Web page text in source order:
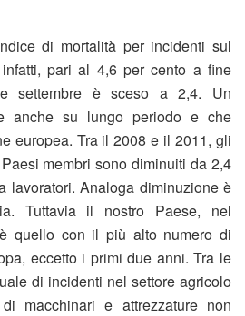
di mortalità per incidenti sul
pari al 4,6 per cento a fine
settembre è sceso a 2,4. Un
anche su lungo periodo e che
europea. Tra il 2008 e il 2011, gli
membri sono diminuiti da 2,4
lavoratori. Analoga diminuzione è
Tuttavia il nostro Paese, nel
quello con il più alto numero di
eccetto i primi due anni. Tra le
di incidenti nel settore agricolo
macchinari e attrezzature non